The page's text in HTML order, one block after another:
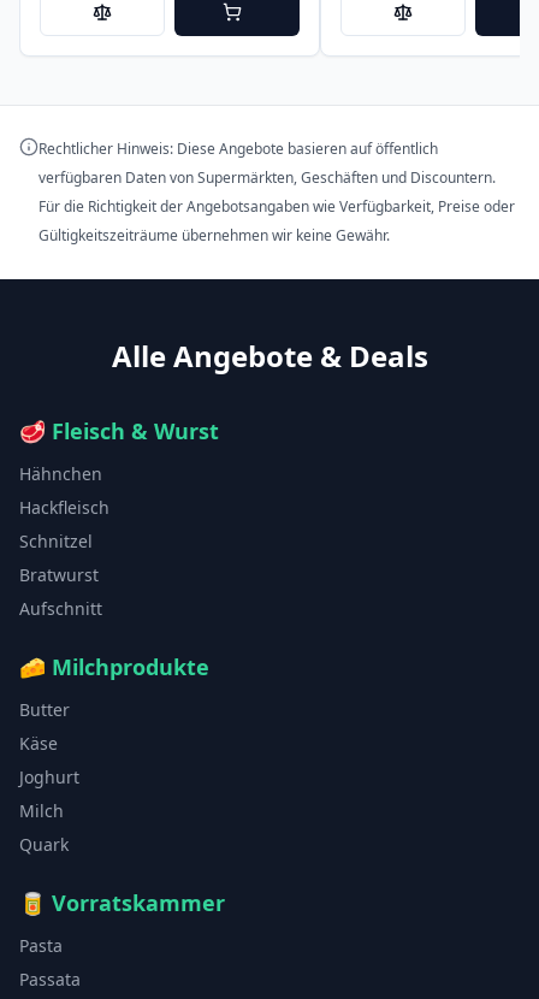
Rechtlicher Hinweis: Diese Angebote basieren auf öffentlich
verfügbaren Daten von Supermärkten, Geschäften und Discountern.
Für die Richtigkeit der Angebotsangaben wie Verfügbarkeit, Preise oder
Gültigkeitszeiträume übernehmen wir keine Gewähr.
Alle Angebote & Deals
🥩 Fleisch & Wurst
Hähnchen
Hackfleisch
Schnitzel
Bratwurst
Aufschnitt
🧀 Milchprodukte
Butter
Käse
Joghurt
Milch
Quark
🥫 Vorratskammer
Pasta
Passata